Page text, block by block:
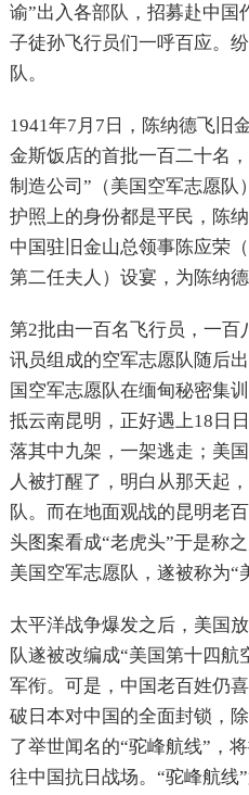
谕”出入各部队，招募赴中国
子徒孙飞行员们一呼百应。
队。
1941年7月7日，陈纳德飞旧
金斯饭店的首批一百二十名
制造公司”（美国空军志愿队
护照上的身份都是平民，陈
中国驻旧金山总领事陈应荣
第二任夫人）设宴，为陈纳德
第2批由一百名飞行员，一百
讯员组成的空军志愿队随后
国空军志愿队在缅甸秘密集
抵云南昆明，正好遇上18日
落其中九架，一架逃走；美
人被打醒了，明白从那天起
队。而在地面观战的昆明老
头图案看成“老虎头”于是称
美国空军志愿队，遂被称为“
太平洋战争爆发之后，美国
队遂被改编成“美国第十四
军衔。可是，中国老百姓仍
破日本对中国的全面封锁，
了举世闻名的“驼峰航线”，
往中国抗日战场。“驼峰航线